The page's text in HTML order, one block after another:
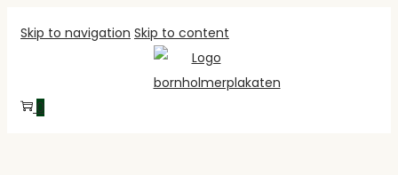
Skip to navigation Skip to content
0